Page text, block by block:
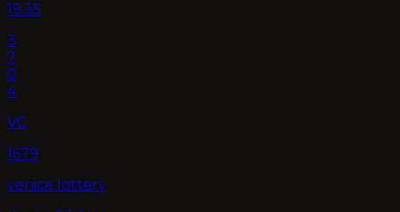
19.35
3
7
0
4
VC
1679
venice lottery